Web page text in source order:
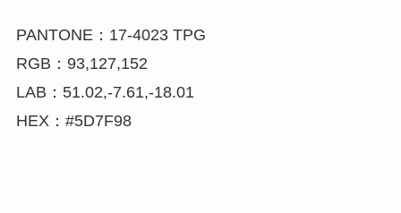
PANTONE：17-4023 TPG
RGB：93,127,152
LAB：51.02,-7.61,-18.01
HEX：#5D7F98